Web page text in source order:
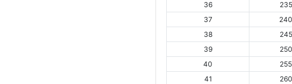
36
235
37
240
38
245
39
250
40
255
41
260